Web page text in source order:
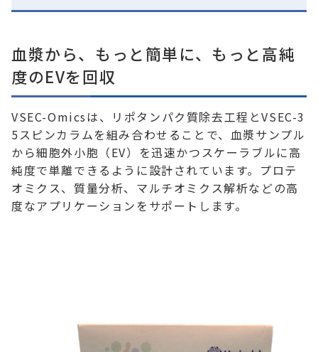
血漿から、もっと簡単に、もっと高純
度のEVを回収
VSEC-Omicsは、リポタンパク質除去工程とVSEC-3
5スピンカラムを組み合わせることで、血漿サンプル
から細胞外小胞（EV）を迅速かつスケーラブルに高
純度で単離できるように設計されています。プロテ
オミクス、質量分析、マルチオミクス解析などの高
度なアプリケーションをサポートします。